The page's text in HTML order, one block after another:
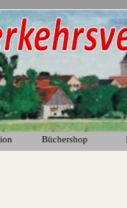
überspringen
▼
Büchershop